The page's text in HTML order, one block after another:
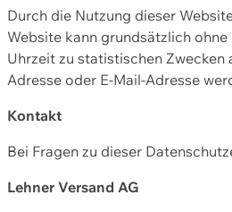
Durch die Nutzung dieser
Website kann grundsätzlich
Uhrzeit zu statistischen Zwecken
Adresse oder E-Mail-Adresse
Kontakt
Bei Fragen zu dieser
Lehner Versand AG